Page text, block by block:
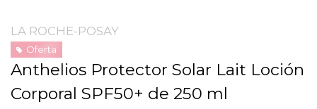
LA ROCHE-POSAY
Oferta
Anthelios Protector Solar Lait Loción
Corporal SPF50+ de 250 ml